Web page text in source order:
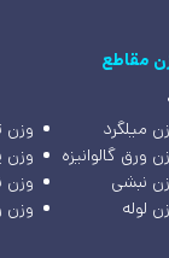
مقاطع
میلگرد
وزن
ورق گالوانیزه
وزن
نبشی
وزن
لوله
وزن